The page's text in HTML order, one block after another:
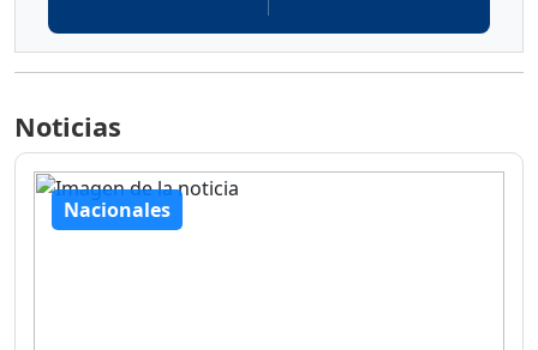
Noticias
Nacionales